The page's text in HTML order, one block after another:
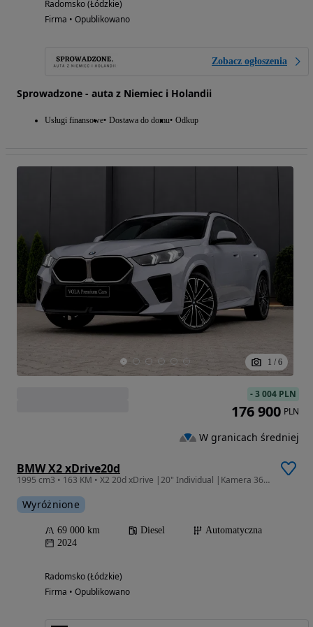
Radomsko (Łódzkie)
Firma • Opublikowano
Zobacz ogłoszenia
Sprowadzone - auta z Niemiec i Holandii
Usługi finansowe Dostawa do domu Odkup
1 / 6
BMW X2 xDrive20d
1995 cm3 • 163 KM • X2 20d xDrive |20" Individual |Kamera 360 |Harman Kardon|Brooklyn Grau
Wyróżnione
69 000 km Diesel
Automatyczna
2024
Radomsko (Łódzkie)
Firma • Opublikowano
-3 004 PLN
176 900 PLN
W granicach średniej